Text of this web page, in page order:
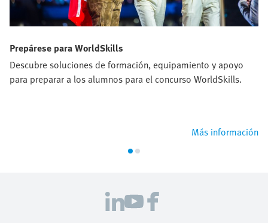
Prepárese para WorldSkills
Descubre soluciones de formación, equipamiento y apoyo
para preparar a los alumnos para el concurso WorldSkills.
Más información